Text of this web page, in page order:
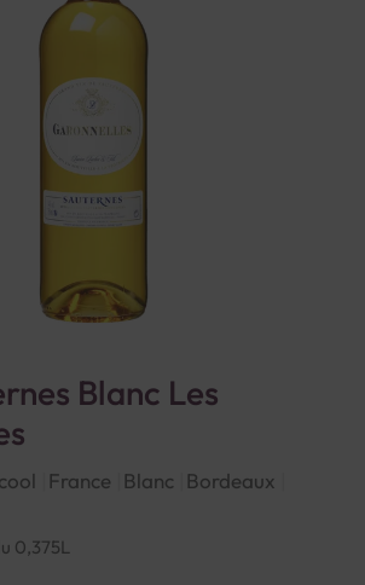
Blanc Les
France Blanc
Bordeaux
0,375L